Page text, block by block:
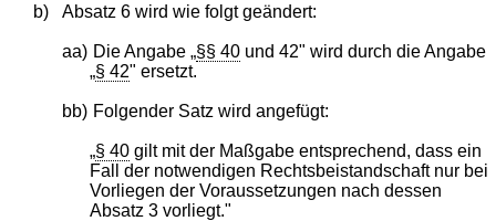
b) Absatz 6 wird wie folgt geändert:
aa) Die Angabe „§§ 40und 42" wird durch die Angabe
„§ 42" ersetzt.
bb) Folgender Satz wird angefügt:
„§ 40 gilt mit der Maßgabe entsprechend, dass ein
Fall der notwendigen Rechtsbeistandschaft nur bei
Vorliegen der Voraussetzungen nach dessen
Absatz 3 vorliegt."